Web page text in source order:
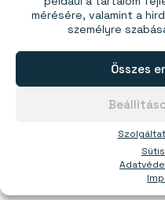
mérésére, valamint a
személyre
Összes
Kötél mágnes
(terepmintás, 30